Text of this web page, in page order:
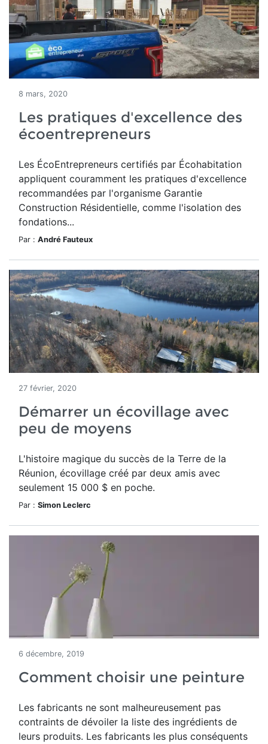
8 mars, 2020
Les pratiques d'excellence des
écoentrepreneurs
Les ÉcoEntrepreneurs certifiés par Écohabitation
appliquent couramment les pratiques d'excellence
recommandées par l'organisme Garantie
Construction Résidentielle, comme l'isolation des
fondations...
Par : André Fauteux
27 février, 2020
Démarrer un écovillage avec
peu de moyens
L'histoire magique du succès de la Terre de la
Réunion, écovillage créé par deux amis avec
seulement 15 000 $ en poche.
Par : Simon Leclerc
6 décembre, 2019
Comment choisir une peinture
Les fabricants ne sont malheureusement pas
contraints de dévoiler la liste des ingrédients de
leurs produits. Les fabricants les plus conséquents